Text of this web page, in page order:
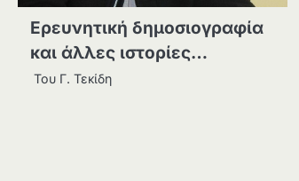
Ερευνητική δημοσιογραφία
και άλλες ιστορίες…
Του Γ. Τεκίδη